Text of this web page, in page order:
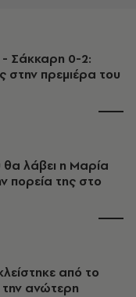
- Σάκκαρη 0-2:
στην πρεμιέρα του
λάβει η Μαρία
πορεία της στο
από το
ανώτερη